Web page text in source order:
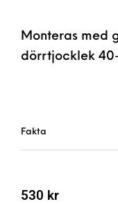
Monteras med
dörrtjocklek
Fakta
530 kr